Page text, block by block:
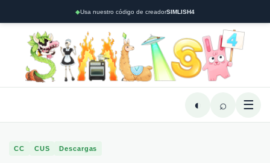
◆Usa nuestro código de creadorSIMLISH4
◐ ⌕ ☰
CC CUS Descargas